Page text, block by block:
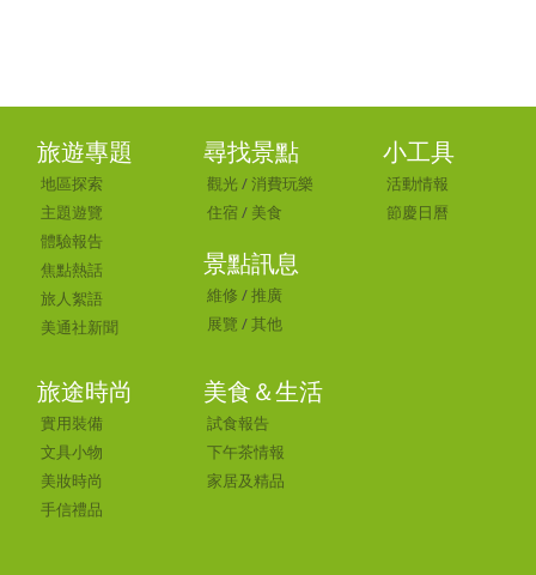
旅遊專題
地區探索
主題遊覽
體驗報告
焦點熱話
旅人絮語
美通社新聞
尋找景點
觀光 /消費玩樂
住宿 / 美食
景點訊息
維修 /推廣
展覽 /其他
小工具
活動情報
節慶日曆
旅途時尚
實用裝備
文具小物
美妝時尚
手信禮品
美食＆生活
試食報告
下午茶情報
家居及精品